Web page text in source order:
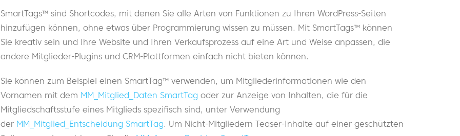
SmartTags™ sind Shortcodes, mit denen Sie alle Arten von Funktionen zu Ihren WordPress-Seiten
hinzufügen können, ohne etwas über Programmierung wissen zu müssen. Mit SmartTags™ können
Sie kreativ sein und Ihre Website und Ihren Verkaufsprozess auf eine Art und Weise anpassen, die
andere Mitglieder-Plugins und CRM-Plattformen einfach nicht bieten können.
Sie können zum Beispiel einen SmartTag™ verwenden, um Mitgliederinformationen wie den
Vornamen mit dem MM_Mitglied_Daten SmartTag oder zur Anzeige von Inhalten, die für die
Mitgliedschaftsstufe eines Mitglieds spezifisch sind, unter Verwendung
der MM_Mitglied_Entscheidung SmartTag. Um Nicht-Mitgliedern Teaser-Inhalte auf einer geschützten